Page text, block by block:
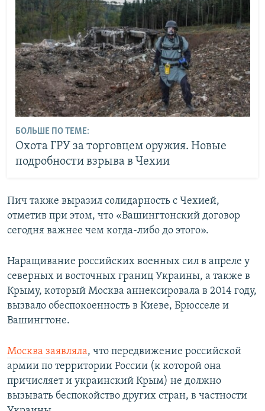
БОЛЬШЕ ПО ТЕМЕ:
Охота ГРУ за торговцем оружия. Новые
подробности взрыва в Чехии
Пич также выразил солидарность с Чехией,
отметив при этом, что «Вашингтонский договор
сегодня важнее чем когда-либо до этого».
Наращивание российских военных сил в апреле у
северных и восточных границ Украины, а также в
Крыму, который Москва аннексировала в 2014 году,
вызвало обеспокоенность в Киеве, Брюсселе и
Вашингтоне.
Москва заявляла, что передвижение российской
армии по территории России (к которой она
причисляет и украинский Крым) не должно
вызывать беспокойство других стран, в частности